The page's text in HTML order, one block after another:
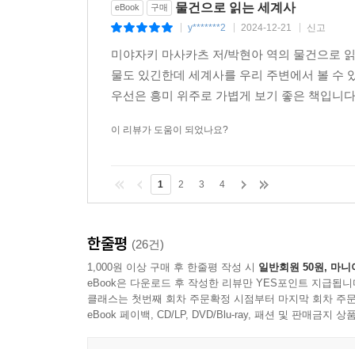
eBook 구매 물건으로 읽는 세계사
y*******2 2024-12-21 신고
미야자키 마사카츠 저/박현아 역의 물건으로
물도 있긴한데 세계사를 우리 주변에서 볼 수
우선은 흥미 위주로 가볍게 보기 좋은 책입니
이 리뷰가 도움이 되었나요?
1 2 3 4
한줄평 (26건)
1,000원 이상 구매 후 한줄평 작성 시 일반회원 50원, 마니
eBook은 다운로드 후 작성한 리뷰만 YES포인트 지급됩니
클래스는 첫번째 회차 주문확정 시점부터 마지막 회차 주
eBook 페이백, CD/LP, DVD/Blu-ray, 패션 및 판매금지 상